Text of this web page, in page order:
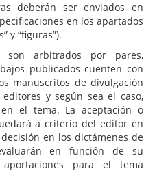
deberán ser enviados en
en los apartados
y “figuras”).
son arbitrados por pares,
publicados cuenten con
manuscritos de divulgación
y según sea el caso,
el tema. La aceptación o
a criterio del editor en
en los dictámenes de
en función de su
para el tema